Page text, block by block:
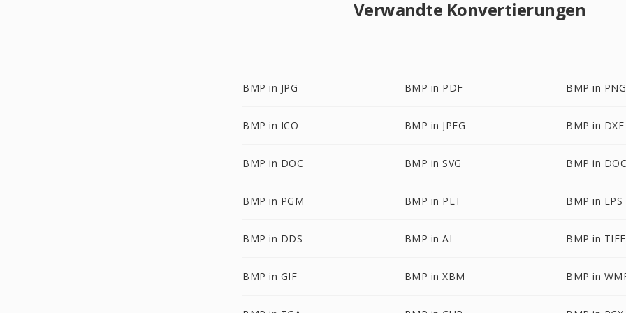
Verwandte Konvertierungen
BMP in JPG BMP in PDF BMP in PNG
BMP in ICO BMP in JPEG BMP in DXF
BMP in DOC BMP in SVG BMP in
BMP in PGM BMP in PLT BMP in EPS
BMP in DDS BMP in AI BMP in TIFF
BMP in GIF BMP in XBM BMP in